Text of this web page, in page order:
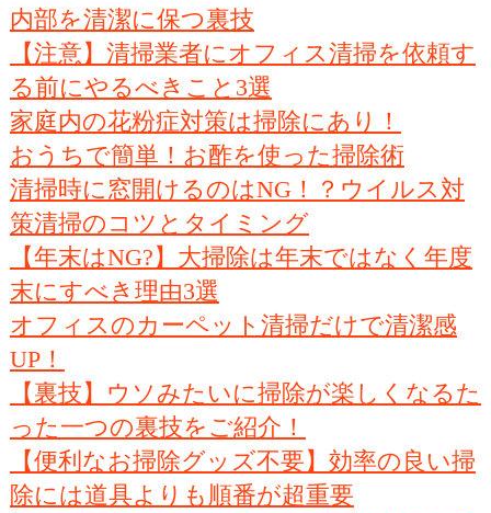
内部を清潔に保つ裏技
【注意】清掃業者にオフィス清掃を依頼す
る前にやるべきこと3選
家庭内の花粉症対策は掃除にあり！
おうちで簡単！お酢を使った掃除術
清掃時に窓開けるのはNG！？ウイルス対
策清掃のコツとタイミング
【年末はNG?】大掃除は年末ではなく年度
末にすべき理由3選
オフィスのカーペット清掃だけで清潔感
UP！
【裏技】ウソみたいに掃除が楽しくなるた
った一つの裏技をご紹介！
【便利なお掃除グッズ不要】効率の良い掃
除には道具よりも順番が超重要